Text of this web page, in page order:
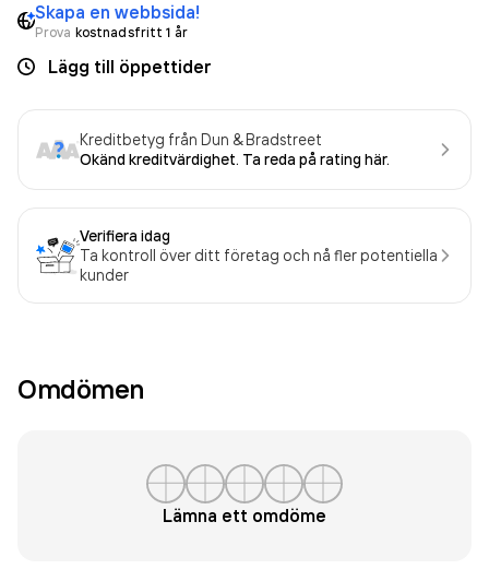
Skapa en webbsida!
Prova kostnadsfritt 1 år
Lägg till öppettider
Kreditbetyg från Dun & Bradstreet
Okänd kreditvärdighet. Ta reda på rating här.
Verifiera idag
Ta kontroll över ditt företag och nå fler potentiella
kunder
Omdömen
Lämna ett omdöme